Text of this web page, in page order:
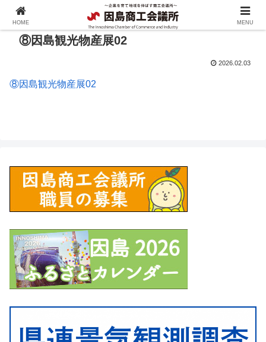
⑧因島観光物産展02
2026.02.03
⑧因島観光物産展02
HOME MENU